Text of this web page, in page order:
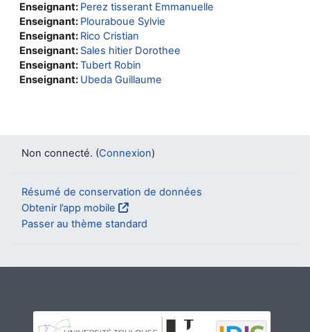
Enseignant: Perez tisserant Emmanuelle
Enseignant: Plouraboue Sylvie
Enseignant: Rico Cristian
Enseignant: Sales hitier Dorothee
Enseignant:Tubert Robin
Enseignant: Ubeda Guillaume
Non connecté. (Connexion)
Résumé de conservation de données
Obtenir l’app mobile
Passer au thème standard